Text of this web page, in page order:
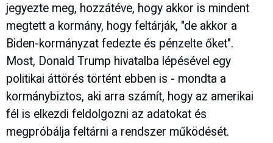
jegyezte meg, hozzátéve, hogy akkor is mindent
megtett a kormány, hogy feltárják, "de akkor a
Biden-kormányzat fedezte és pénzelte őket".
Most, Donald Trump hivatalba lépésével egy
politikai áttörés történt ebben is - mondta a
kormánybiztos, aki arra számít, hogy az amerikai
fél is elkezdi feldolgozni az adatokat és
megpróbálja feltárni a rendszer működését.